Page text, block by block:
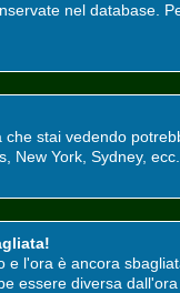
nel database.
stai vedendo
New York, Sydney,
l'ora è ancora
essere diversa dall'ora